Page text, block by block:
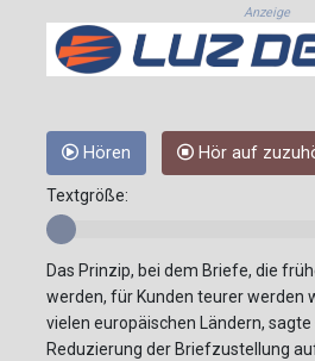
Anzeige
Hören Hör auf
Textgröße:
Das Prinzip, bei dem Briefe, die
werden, für Kunden teurer werden
vielen europäischen Ländern, sagte
Reduzierung der Briefzustellung